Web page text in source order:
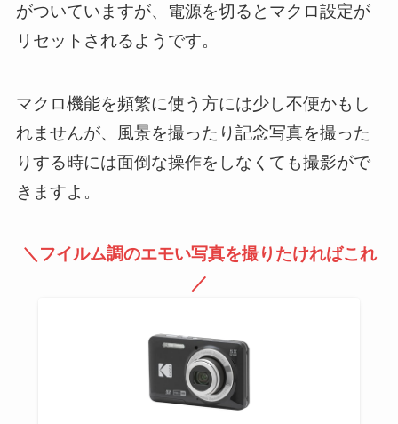
がついていますが、電源を切るとマクロ設定が
リセットされるようです。
マクロ機能を頻繁に使う方には少し不便かもし
れませんが、風景を撮ったり記念写真を撮った
りする時には面倒な操作をしなくても撮影がで
きますよ。
＼フイルム調のエモい写真を撮りたければこれ
／